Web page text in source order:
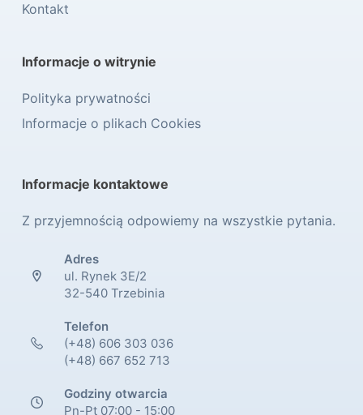
Kontakt
Informacje o witrynie
Polityka prywatności
Informacje o plikach Cookies
Informacje kontaktowe
Z przyjemnością odpowiemy na wszystkie pytania.
Adres
ul. Rynek 3E/2
32-540 Trzebinia
Telefon
(+48) 606 303 036
(+48) 667 652 713
Godziny otwarcia
Pn-Pt 07:00 - 15:00